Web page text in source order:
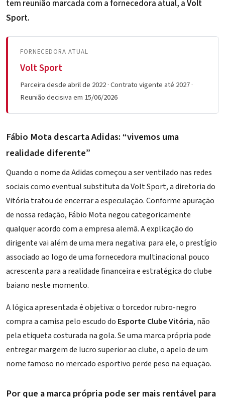
tem reunião marcada com a fornecedora atual, aVolt
Sport.
FORNECEDORA ATUAL
Volt Sport
Parceira desde abril de 2022 · Contrato vigente até 2027 ·
Reunião decisiva em 15/06/2026
Fábio Mota descarta Adidas: “vivemos uma
realidade diferente”
Quando o nome da Adidas começou a ser ventilado nas redes
sociais como eventual substituta da Volt Sport, a diretoria do
Vitória tratou de encerrar a especulação. Conforme apuração
de nossa redação, Fábio Mota negou categoricamente
qualquer acordo com a empresa alemã. A explicação do
dirigente vai além de uma mera negativa: para ele, o prestígio
associado ao logo de uma fornecedora multinacional pouco
acrescenta para a realidade financeira e estratégica do clube
baiano neste momento.
A lógica apresentada é objetiva: o torcedor rubro-negro
compra a camisa pelo escudo do Esporte Clube Vitória, não
pela etiqueta costurada na gola. Se uma marca própria pode
entregar margem de lucro superior ao clube, o apelo de um
nome famoso no mercado esportivo perde peso na equação.
Por que a marca própria pode ser mais rentável para